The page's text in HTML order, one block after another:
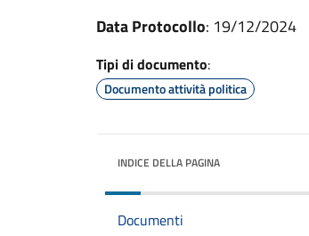
Data Protocollo: 19/12/2024
Tipi di documento:
Documento attività politica
INDICE DELLA PAGINA
Documenti